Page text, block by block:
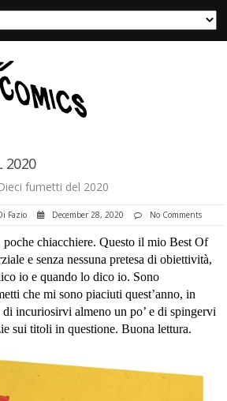
2020
fumetti del 2020
Fazio December 28, 2020 No Comments
chiacchiere. Questo il mio Best Of
e senza nessuna pretesa di obiettività,
io e quando lo dico io. Sono
che mi sono piaciuti quest’anno, in
incuriosirvi almeno un po’ e di spingervi
sui titoli in questione. Buona lettura.